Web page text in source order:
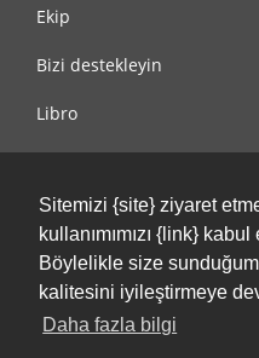
Sitemizi {site} ziyaret
kullanımımızı {link}
Böylelikle size
kalitesini iyileştirmeye
Daha fazla bilgi
Ekip
Bizi destekleyin
Libro
Kullanım Koşulları
Bize ulaşın